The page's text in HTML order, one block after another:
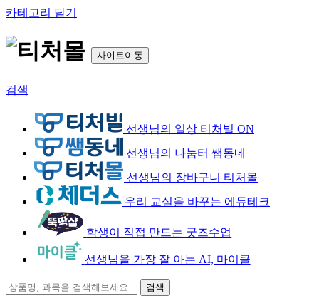
카테고리 닫기
사이트이동
검색
선생님의 일상 티처빌 ON
선생님의 나눔터 쌤동네
선생님의 장바구니 티처몰
우리 교실을 바꾸는 에듀테크
학생이 직접 만드는 굿즈수업
선생님을 가장 잘 아는 AI, 마이클